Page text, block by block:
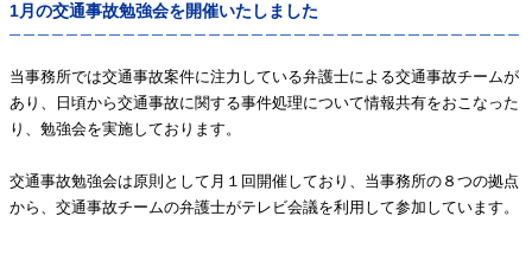
1月の交通事故勉強会を開催いたしました
当事務所では交通事故案件に注力している弁護士による交通事故チームが
あり、日頃から交通事故に関する事件処理について情報共有をおこなった
り、勉強会を実施しております。
交通事故勉強会は原則として月１回開催しており、当事務所の８つの拠点
から、交通事故チームの弁護士がテレビ会議を利用して参加しています。